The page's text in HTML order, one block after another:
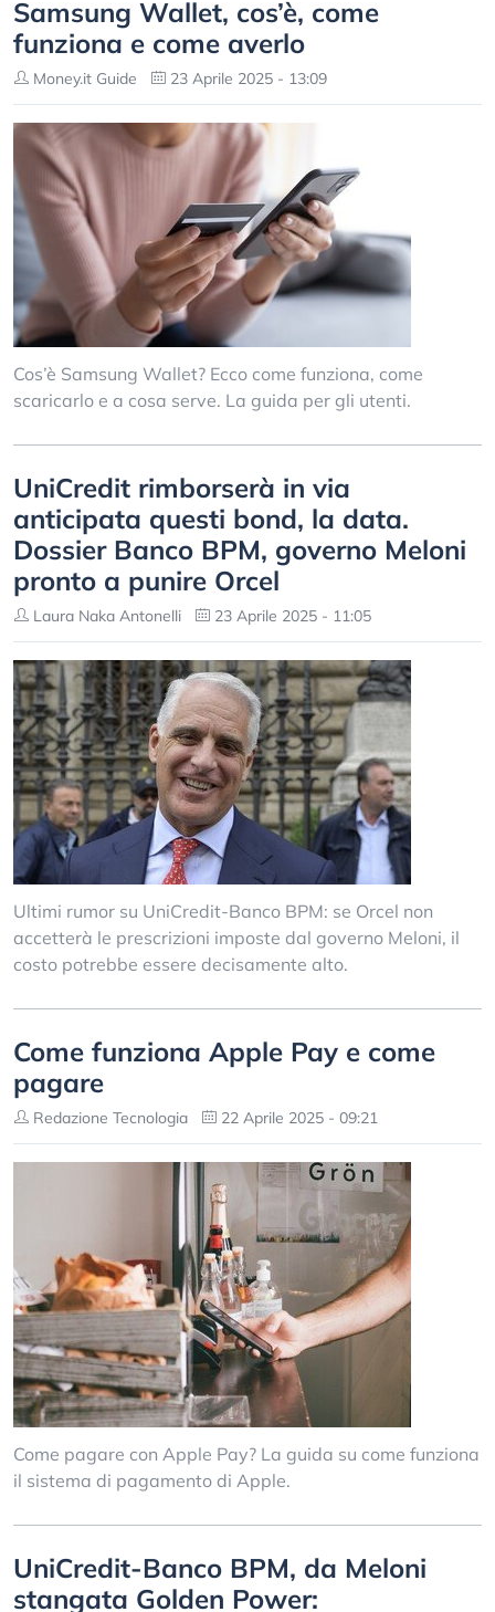
Samsung Wallet, cos’è, come
funziona e come averlo
Money.it Guide 23 Aprile 2025 - 13:09
Cos’è Samsung Wallet? Ecco come funziona, come
scaricarlo e a cosa serve. La guida per gli utenti.
UniCredit rimborserà in via
anticipata questi bond, la data.
Dossier Banco BPM, governo Meloni
pronto a punire Orcel
Laura Naka Antonelli 23 Aprile 2025 - 11:05
Ultimi rumor su UniCredit-Banco BPM: se Orcel non
accetterà le prescrizioni imposte dal governo Meloni, il
costo potrebbe essere decisamente alto.
Come funziona Apple Pay e come
pagare
Redazione Tecnologia 22 Aprile 2025 - 09:21
Come pagare con Apple Pay? La guida su come funziona
il sistema di pagamento di Apple.
UniCredit-Banco BPM, da Meloni
stangata Golden Power: